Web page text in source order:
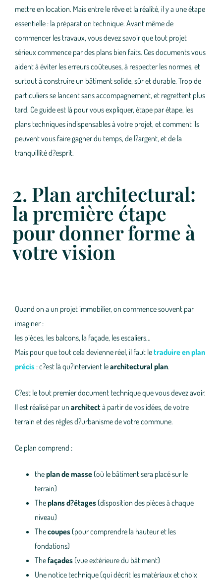
mettre en location. Mais entre le rêve et la réalité, il y a une étape
essentielle : la préparation technique. Avant même de
commencer les travaux, vous devez savoir que tout projet
sérieux commence par des plans bien faits. Ces documents vous
aident à éviter les erreurs coûteuses, à respecter les normes, et
surtout à construire un bâtiment solide, sûr et durable. Trop de
particuliers se lancent sans accompagnement, et regrettent plus
tard. Ce guide est là pour vous expliquer, étape par étape, les
plans techniques indispensables à votre projet, et comment ils
peuvent vous faire gagner du temps, de l?argent, et de la
tranquillité d?esprit.
2. Plan architectural:
la première étape
pour donner forme à
votre vision
Quand on a un projet immobilier, on commence souvent par
imaginer :
les pièces, les balcons, la façade, les escaliers…
Mais pour que tout cela devienne réel, il faut letraduire en plan
précis : c?est là qu?intervient learchitectural plan.
C?est le tout premier document technique que vous devez avoir.
Il est réalisé par un architectà partir de vos idées, de votre
terrain et des règles d?urbanisme de votre commune.
Ce plan comprend :
theplan de masse (où le bâtiment sera placé sur le
terrain)
Theplans d?étages (disposition des pièces à chaque
niveau)
Thecoupes (pour comprendre la hauteur et les
fondations)
Thefaçades (vue extérieure du bâtiment)
Une notice technique (qui décrit les matériaux et choix